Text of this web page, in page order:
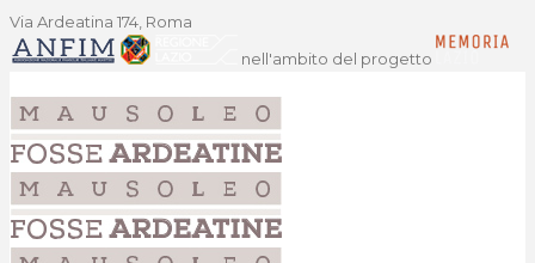
Via Ardeatina 174, Roma
nell'ambito del progetto